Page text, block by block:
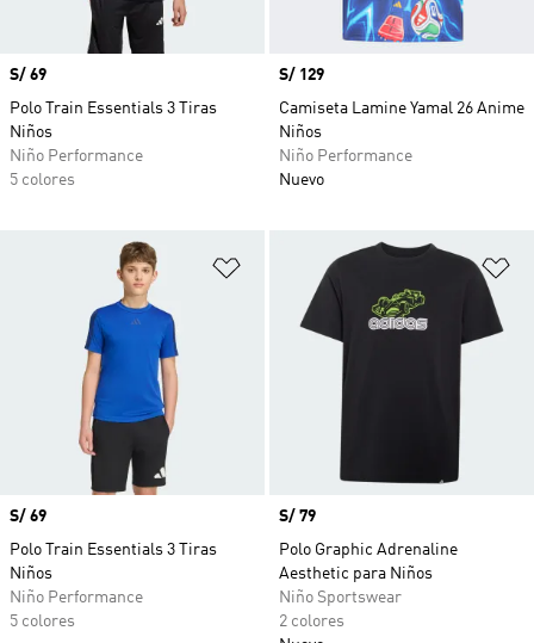
Precio
S/ 69
Polo Train Essentials 3 Tiras
Niños
Niño Performance
5 colores
Precio
S/ 129
Camiseta Lamine Yamal 26 Anime
Niños
Niño Performance
Nuevo
Añadir a la lista de deseos
Precio
S/ 69
Polo Train Essentials 3 Tiras
Niños
Niño Performance
5 colores
Precio
S/ 79
Polo Graphic Adrenaline
Aesthetic para Niños
Niño Sportswear
2 colores